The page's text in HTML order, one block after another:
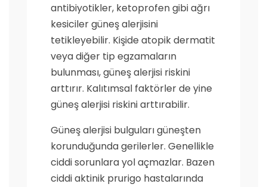
antibiyotikler, ketoprofen gibi ağrı
kesiciler güneş alerjisini
tetikleyebilir. Kişide atopik dermatit
veya diğer tip egzamaların
bulunması, güneş alerjisi riskini
arttırır. Kalıtımsal faktörler de yine
güneş alerjisi riskini arttırabilir.
Güneş alerjisi bulguları güneşten
korunduğunda gerilerler. Genellikle
ciddi sorunlara yol açmazlar. Bazen
ciddi aktinik prurigo hastalarında